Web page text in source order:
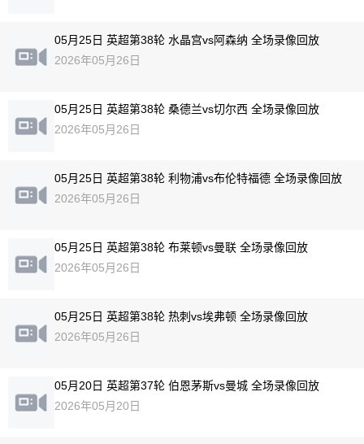
05月25日 英超第38轮 水晶宫vs阿森纳 全场录像回放
2026年05月26日
05月25日 英超第38轮 桑德兰vs切尔西 全场录像回放
2026年05月26日
05月25日 英超第38轮 利物浦vs布伦特福德 全场录像回放
2026年05月26日
05月25日 英超第38轮 布莱顿vs曼联 全场录像回放
2026年05月26日
05月25日 英超第38轮 热刺vs埃弗顿 全场录像回放
2026年05月26日
05月20日 英超第37轮 伯恩茅斯vs曼城 全场录像回放
2026年05月20日